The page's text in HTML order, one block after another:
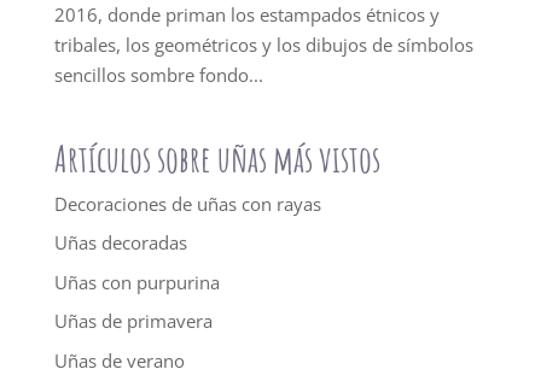
2016, donde priman los estampados étnicos y
tribales, los geométricos y los dibujos de símbolos
sencillos sombre fondo...
Artículos sobre uñas más vistos
Decoraciones de uñas con rayas
Uñas decoradas
Uñas con purpurina
Uñas de primavera
Uñas de verano